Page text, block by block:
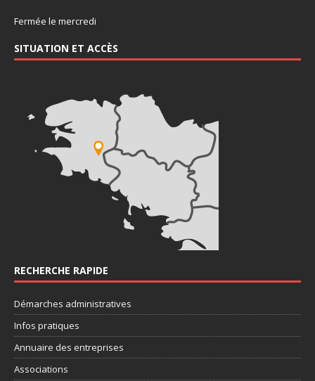
Fermée le mercredi
SITUATION ET ACCÈS
RECHERCHE RAPIDE
Démarches administratives
Infos pratiques
Annuaire des entreprises
Associations